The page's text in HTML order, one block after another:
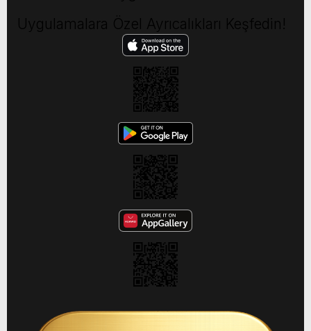
Uygulamalara Özel Ayrıcalıkları Keşfedin!